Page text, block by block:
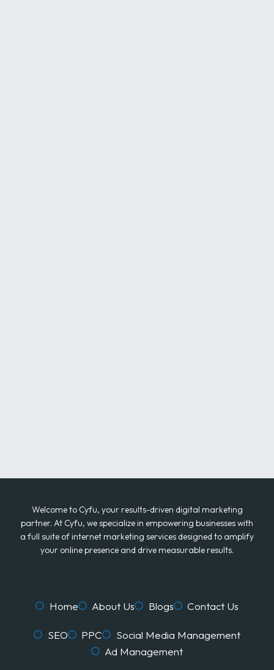
Welcome to Cyfu, your results-driven digital marketing
partner. At Cyfu, we specialize in empowering businesses with
a full suite of internet marketing services designed to amplify
your online presence and drive measurable results.
Home About Us Blogs Contact Us
SEO PPC
Social Media Management
Ad Management